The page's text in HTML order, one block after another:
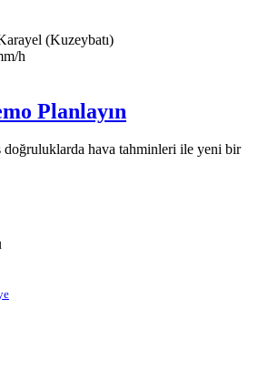
(Kuzeybatı)
h
Planlayın
doğruluklarda hava tahminleri ile yeni bir